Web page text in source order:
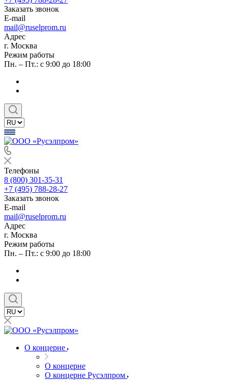
Заказать звонок
E-mail
mail@ruselprom.ru
Адрес
г. Москва
Режим работы
Пн. – Пт.: с 9:00 до 18:00
Телефоны
8 (800) 301-35-31
+7 (495) 788-28-27
Заказать звонок
E-mail
mail@ruselprom.ru
Адрес
г. Москва
Режим работы
Пн. – Пт.: с 9:00 до 18:00
О концерне
О концерне
О концерне Русэлпром